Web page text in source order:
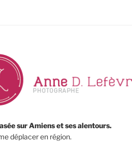
sur Amiens et ses alentours.
déplacer en région.